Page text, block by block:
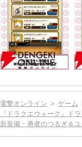
電撃オンライン ゲーム
『ドラクエウォーク』ド
新装備・勇者のつるぎ＆